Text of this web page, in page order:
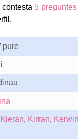
5
pure
Kieran, Kirran, Kerwin